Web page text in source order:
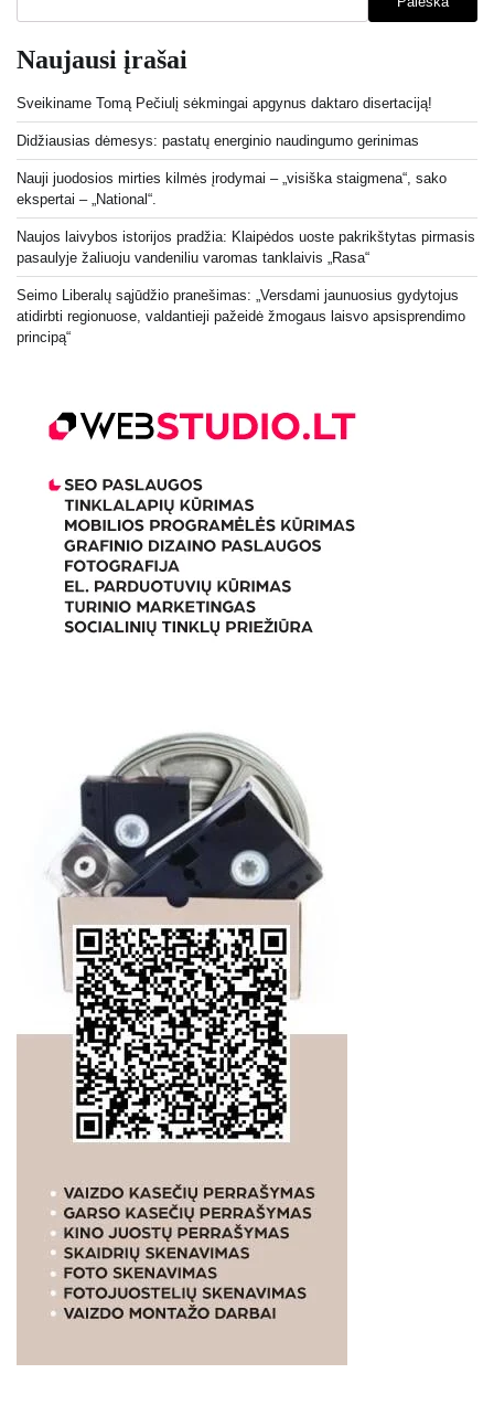
Naujausi įrašai
Sveikiname Tomą Pečiulį sėkmingai apgynus daktaro disertaciją!
Didžiausias dėmesys: pastatų energinio naudingumo gerinimas
Nauji juodosios mirties kilmės įrodymai – „visiška staigmena“, sako
ekspertai – „National“.
Naujos laivybos istorijos pradžia: Klaipėdos uoste pakrikštytas pirmasis
pasaulyje žaliuoju vandeniliu varomas tanklaivis „Rasa“
Seimo Liberalų sąjūdžio pranešimas: „Versdami jaunuosius gydytojus
atidirbti regionuose, valdantieji pažeidė žmogaus laisvo apsisprendimo
principą“